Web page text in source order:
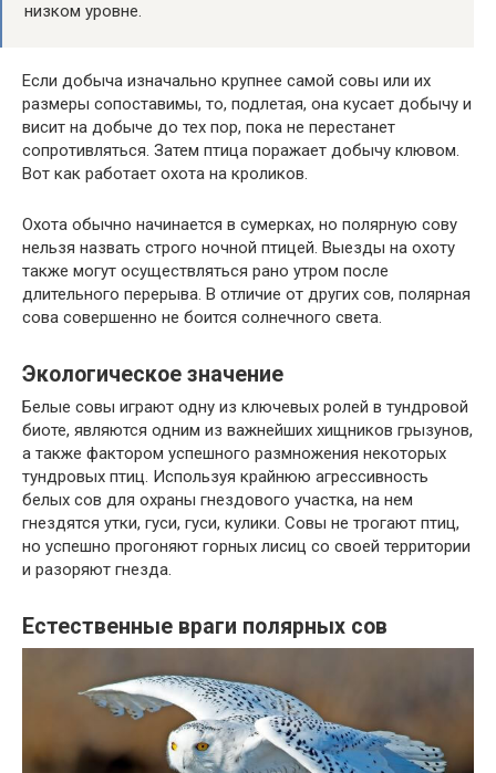
низком уровне.
Если добыча изначально крупнее самой совы или их
размеры сопоставимы, то, подлетая, она кусает добычу и
висит на добыче до тех пор, пока не перестанет
сопротивляться. Затем птица поражает добычу клювом.
Вот как работает охота на кроликов.
Охота обычно начинается в сумерках, но полярную сову
нельзя назвать строго ночной птицей. Выезды на охоту
также могут осуществляться рано утром после
длительного перерыва. В отличие от других сов, полярная
сова совершенно не боится солнечного света.
Экологическое значение
Белые совы играют одну из ключевых ролей в тундровой
биоте, являются одним из важнейших хищников грызунов,
а также фактором успешного размножения некоторых
тундровых птиц. Используя крайнюю агрессивность
белых сов для охраны гнездового участка, на нем
гнездятся утки, гуси, гуси, кулики. Совы не трогают птиц,
но успешно прогоняют горных лисиц со своей территории
и разоряют гнезда.
Естественные враги полярных сов